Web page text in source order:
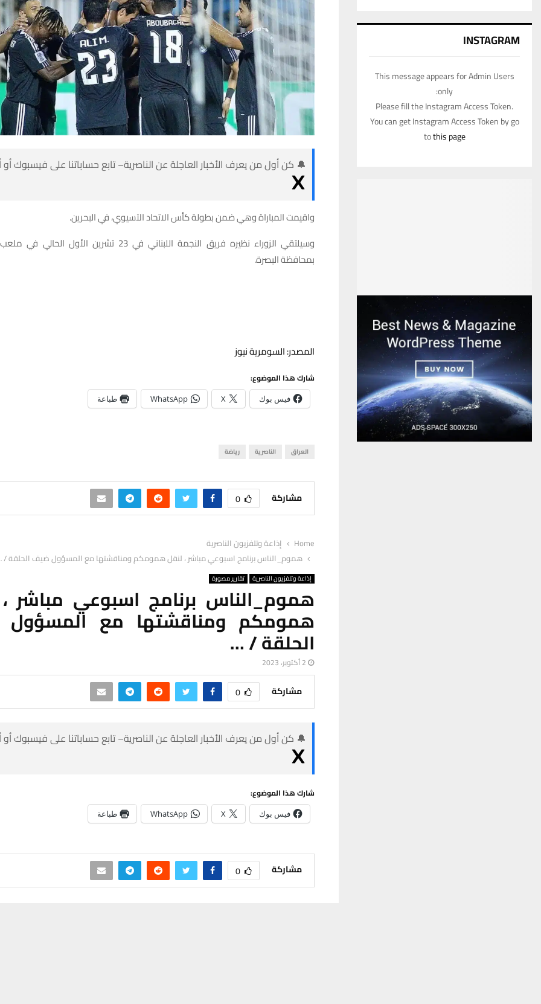
🔔 كن أول من يعرف الأخبار العاجلة عن الناصرية– تابع حساباتنا على فيسبوك
واقيمت المباراة وهي ضمن بطولة كأس الاتحاد الآسيوي، في البحرين.
وسيلتقي الزوراء نظيره فريق النجمة اللبناني في 23 تشرين
بمحافظة البصرة.
المصدر: السومرية نيوز
شارك هذا الموضوع:
فيس بوك X
WhatsApp طباعة
العراق الناصرية رياضة
مشاركة 0
Home
إذاعة وتلفزيون الناصرية
هموم_الناس برنامج اسبوعي مباشر ، لنقل همومكم ومناقشتها مع المسؤول ضيف الحلقة /
إذاعة وتلفزيون الناصرية تقارير مصورة
هموم_الناس برنامج اسبوعي مباشر
همومكم ومناقشتها مع
الحلقة / …
2 أكتوبر، 2023
مشاركة 0
🔔 كن أول من يعرف الأخبار العاجلة عن الناصرية– تابع حساباتنا على فيسبوك
شارك هذا الموضوع:
فيس بوك X
WhatsApp طباعة
مشاركة 0
INSTAGRAM
This message appears for Admin Users
only:
Please fill the Instagram Access Token.
You can get Instagram Access Token by go
tothis page